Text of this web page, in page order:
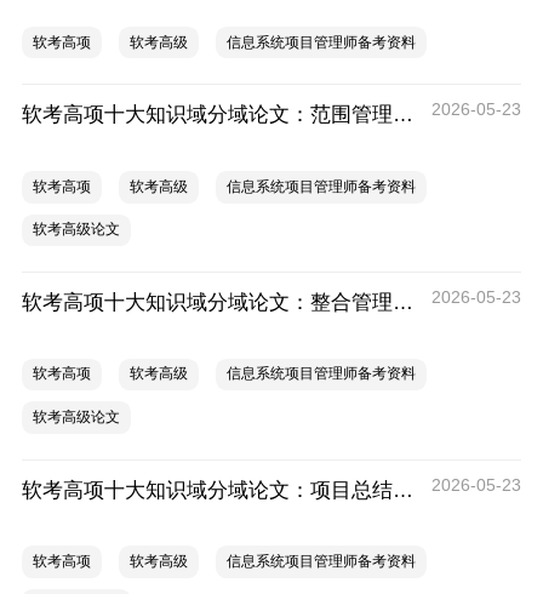
软考高项 软考高级 信息系统项目管理师备考资料
软考高项十大知识域分域论文：范围管理论文专项 2026-05-23
软考高项 软考高级 信息系统项目管理师备考资料
软考高级论文
软考高项十大知识域分域论文：整合管理论文专项 2026-05-23
软考高项 软考高级 信息系统项目管理师备考资料
软考高级论文
软考高项十大知识域分域论文：项目总结段通用模板（考前紧急使用） 2026-05-23
软考高项 软考高级 信息系统项目管理师备考资料